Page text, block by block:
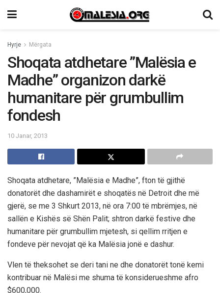
Hyrje Mërgata
Shoqata atdhetare ”Malësia e
Madhe” organizon darkë
humanitare për grumbullim
fondesh
10 Janar, 2013
Shoqata atdhetare, ”Malësia e Madhe”, fton të gjithë
donatorët dhe dashamirët e shoqatës në Detroit dhe më
gjerë, se me 3 Shkurt 2013, në ora 7:00 të mbrëmjes, në
sallën e Kishës së Shën Palit; shtron darkë festive dhe
humanitare për grumbullim mjetesh, si qellim rritjen e
fondeve për nevojat që ka Malësia jonë e dashur.
Vlen të theksohet se deri tani ne dhe donatorët tonë kemi
kontribuar në Malësi me shuma të konsiderueshme afro
$600,000.